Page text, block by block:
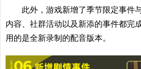
此外，游戏新增了季节限定事件
内容、社群活动以及新添的事件都完
用的是全新录制的配音版本。